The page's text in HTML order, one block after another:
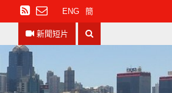
訂
閱
RSS
ENG 簡
新聞短片
尋